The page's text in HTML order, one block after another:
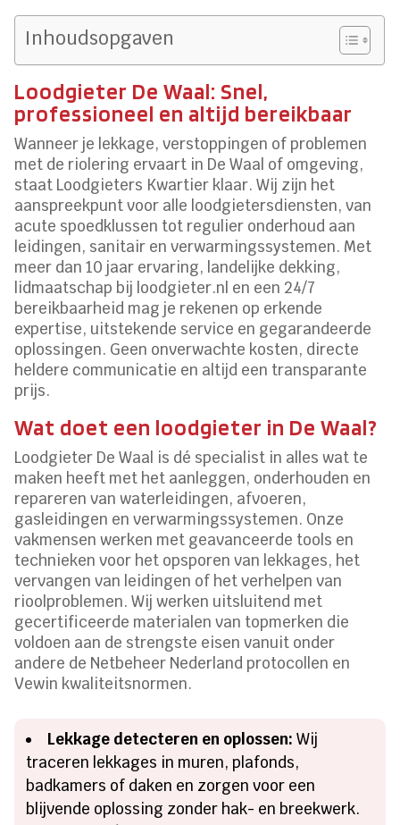
Inhoudsopgaven
Loodgieter De Waal: Snel,
professioneel en altijd bereikbaar
Wanneer je lekkage, verstoppingen of problemen
met de riolering ervaart in De Waal of omgeving,
staat Loodgieters Kwartier klaar. Wij zijn het
aanspreekpunt voor alle loodgietersdiensten, van
acute spoedklussen tot regulier onderhoud aan
leidingen, sanitair en verwarmingssystemen. Met
meer dan 10 jaar ervaring, landelijke dekking,
lidmaatschap bij loodgieter.nl en een 24/7
bereikbaarheid mag je rekenen op erkende
expertise, uitstekende service en gegarandeerde
oplossingen. Geen onverwachte kosten, directe
heldere communicatie en altijd een transparante
prijs.
Wat doet een loodgieter in De Waal?
Loodgieter De Waal is dé specialist in alles wat te
maken heeft met het aanleggen, onderhouden en
repareren van waterleidingen, afvoeren,
gasleidingen en verwarmingssystemen. Onze
vakmensen werken met geavanceerde tools en
technieken voor het opsporen van lekkages, het
vervangen van leidingen of het verhelpen van
rioolproblemen. Wij werken uitsluitend met
gecertificeerde materialen van topmerken die
voldoen aan de strengste eisen vanuit onder
andere de Netbeheer Nederland protocollen en
Vewin kwaliteitsnormen.
Lekkage detecteren en oplossen: Wij
traceren lekkages in muren, plafonds,
badkamers of daken en zorgen voor een
blijvende oplossing zonder hak- en breekwerk.